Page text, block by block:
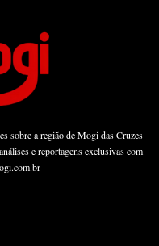
sobre a região de Mogi das Cruzes
e reportagens exclusivas com